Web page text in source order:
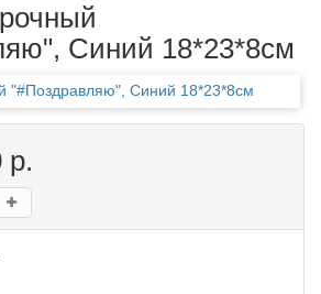
Синий 18*23*8см
р.